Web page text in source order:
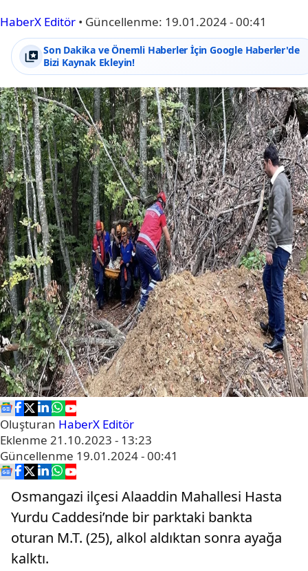
HaberX Editör • Güncellenme: 19.01.2024 - 00:41
Son Dakika ve Önemli Haberler İçin Google Haberler'de
Bizi Kaynak Ekleyin!
Oluşturan HaberX Editör
Eklenme 21.10.2023 - 13:23
Güncellenme 19.01.2024 - 00:41
Osmangazi ilçesi Alaaddin Mahallesi Hasta
Yurdu Caddesi’nde bir parktaki bankta
oturan M.T. (25), alkol aldıktan sonra ayağa
kalktı.